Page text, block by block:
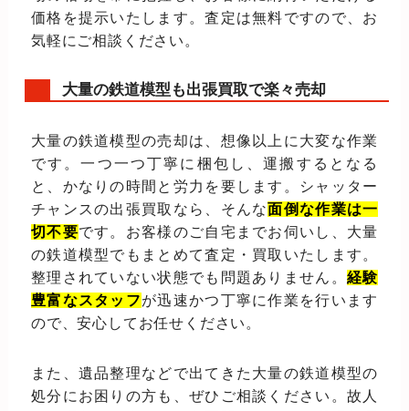
価格を提示いたします。査定は無料ですので、お
気軽にご相談ください。
大量の鉄道模型も出張買取で楽々売却
大量の鉄道模型の売却は、想像以上に大変な作業
です。一つ一つ丁寧に梱包し、運搬するとなる
と、かなりの時間と労力を要します。シャッター
チャンスの出張買取なら、そんな面倒な作業は一
切不要です。お客様のご自宅までお伺いし、大量
の鉄道模型でもまとめて査定・買取いたします。
整理されていない状態でも問題ありません。 経験
豊富なスタッフが迅速かつ丁寧に作業を行います
ので、安心してお任せください。
また、遺品整理などで出てきた大量の鉄道模型の
処分にお困りの方も、ぜひご相談ください。故人